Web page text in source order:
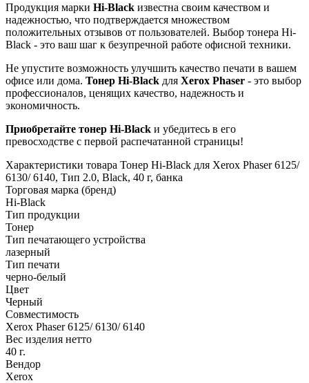
Продукция марки Hi-Black известна своим качеством и
надежностью, что подтверждается множеством
положительных отзывов от пользователей. Выбор тонера Hi-
Black - это ваш шаг к безупречной работе офисной техники.
Не упустите возможность улучшить качество печати в вашем
офисе или дома. Тонер Hi-Black для Xerox Phaser - это выбор
профессионалов, ценящих качество, надежность и
экономичность.
Приобретайте тонер Hi-Black и убедитесь в его
превосходстве с первой распечатанной страницы!
Характеристики товара Тонер Hi-Black для Xerox Phaser 6125/
6130/ 6140, Тип 2.0, Black, 40 г, банка
Торговая марка (бренд)
Hi-Black
Тип продукции
Тонер
Тип печатающего устройства
лазерный
Тип печати
черно-белый
Цвет
Черный
Совместимость
Xerox Phaser 6125/ 6130/ 6140
Вес изделия нетто
40 г.
Вендор
Xerox